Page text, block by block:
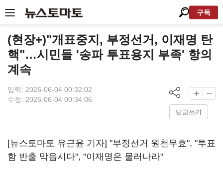
구독
(현장+)"개표중지, 부정선거, 이재명 탄
핵"…시민들 '송파 투표용지 부족' 항의
계속
입력: 2026-06-04 00:32:02
수정: 2026-06-04 00:34:06
답글쓰기
[뉴스토마토 유근윤 기자] "부정선거 원천무효", "투표
함 반출 막읍시다", "이재명은 물러나라"